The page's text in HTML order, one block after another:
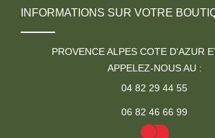
INFORMATIONS SUR VOTRE
PROVENCE ALPES COTE D'AZUR
APPELEZ-NOUS AU :
04 82 29 44 55
06 82 46 66 99